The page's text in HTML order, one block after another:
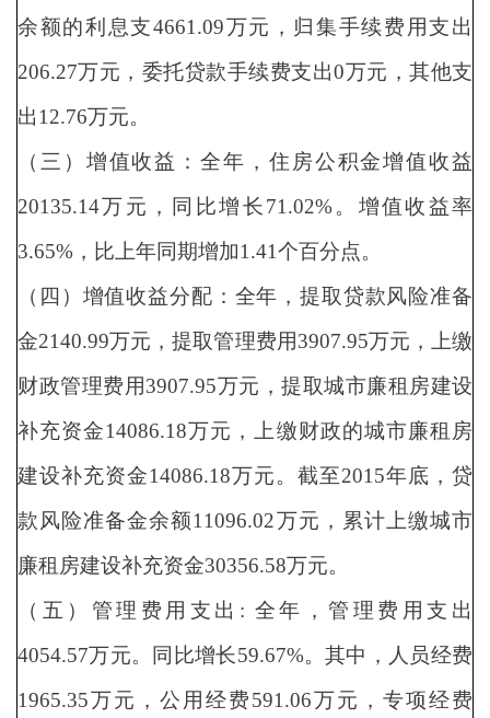
余额的利息支4661.09万元，归集手续费用支出
206.27万元，委托贷款手续费支出0万元，其他支
出12.76万元。
（三）增值收益：全年，住房公积金增值收益
20135.14万元，同比增长71.02%。增值收益率
3.65%，比上年同期增加1.41个百分点。
（四）增值收益分配：全年，提取贷款风险准备
金2140.99万元，提取管理费用3907.95万元，上缴
财政管理费用3907.95万元，提取城市廉租房建设
补充资金14086.18万元，上缴财政的城市廉租房
建设补充资金14086.18万元。截至2015年底，贷
款风险准备金余额11096.02万元，累计上缴城市
廉租房建设补充资金30356.58万元。
（五）管理费用支出: 全年，管理费用支出
4054.57万元。同比增长59.67%。其中，人员经费
1965.35万元，公用经费591.06万元，专项经费